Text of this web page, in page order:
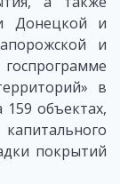
Донецкой и
и
в
объектах,
покрытий